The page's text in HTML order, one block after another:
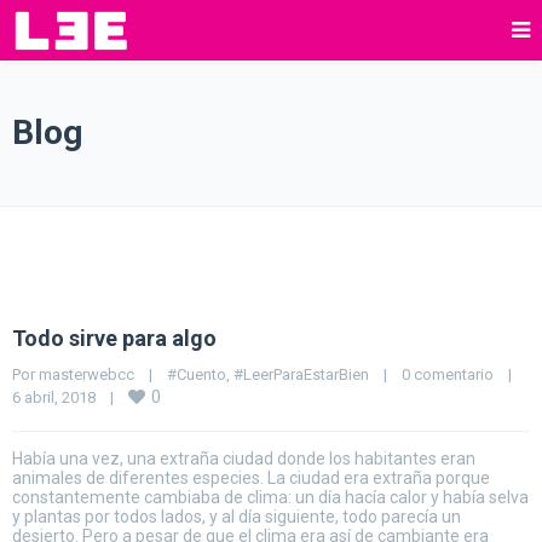
Blog
Todo sirve para algo
Por masterwebcc | #Cuento, #LeerParaEstarBien | 0 comentario
|
6 abril, 2018 | 0
Había una vez, una extraña ciudad donde los habitantes eran
animales de diferentes especies. La ciudad era extraña porque
constantemente cambiaba de clima: un día hacía calor y había selva
y plantas por todos lados, y al día siguiente, todo parecía un
desierto. Pero a pesar de que el clima era así de cambiante era